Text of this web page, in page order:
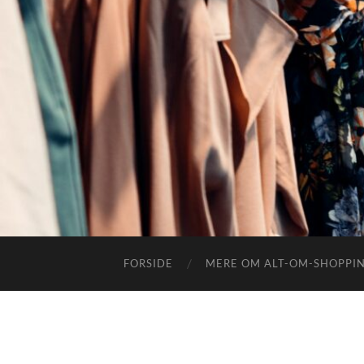
FORSIDE MERE OM ALT-OM-